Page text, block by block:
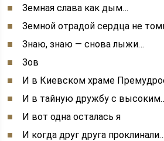
Земная слава как дым…
Земной отрадой сердца не
Знаю, знаю — снова лыжи…
Зов
И в Киевском храме
И в тайную дружбу с
И вот одна осталась я
И когда друг друга проклинали…